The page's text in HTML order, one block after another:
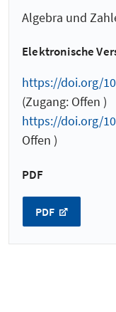
Algebra und
Elektronische
https://doi.org/
(Zugang: Offen )
https://doi.org/
Offen )
PDF
PDF